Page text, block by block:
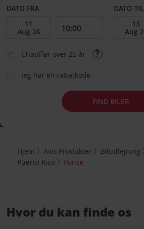
DATO FRA DATO TIL
Chauffør over 25 år
Jeg har en rabatkode
FIND BILER
Hjem Avis Produkter Biludlejning
Puerto Rico
Ponce
Hvor du kan finde os